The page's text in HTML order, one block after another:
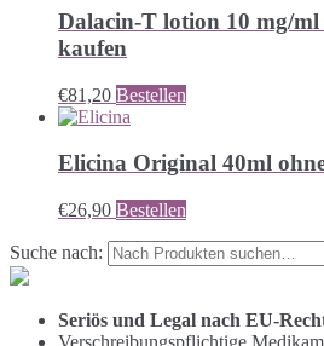
Dalacin-T lotion 10 mg/ml
kaufen
€81,20 Bestellen
Elicina Original 40ml
€26,90 Bestellen
Suche nach:
Seriös und Legal nach EU-
Verschreibungspflichtige